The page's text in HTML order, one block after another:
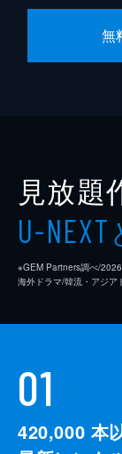
無
見放題
U-NEXT
※GEM Partners調べ/
海外ドラマ/韓流・アジア
01
420,000 本